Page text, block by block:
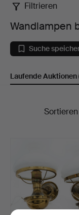
bei
Norrlands
Filtrieren
Wandlampen
Suche
Laufende Auktionen
LaufendeSortieren